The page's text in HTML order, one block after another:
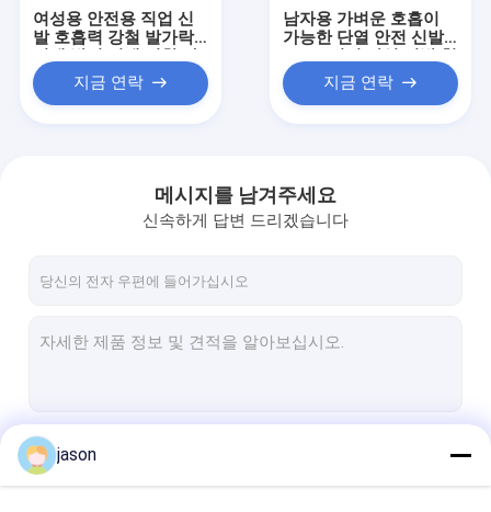
우리에 대하여
여성용 안전용 직업 신
발 호흡력 강철 발가락
볍고 편안한 여름 횡단
국경용 직업용 신발
지금 연락
남자용 가벼운 호흡이
가능한 단열 안전 신발
발 발가락 반 충돌 반 뚫
림성 여름 전기사 신발
지금 연락
메시지를 남겨주세요
신속하게 답변 드리겠습니다
jason